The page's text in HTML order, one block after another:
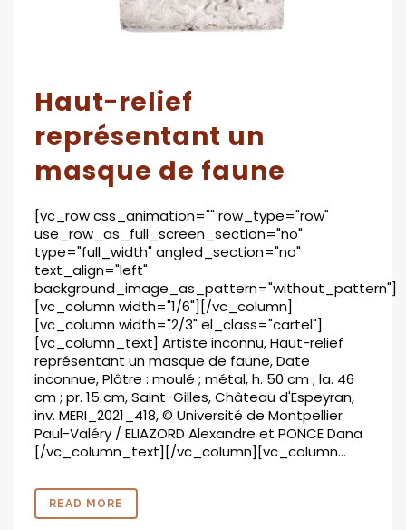
Haut-relief
représentant un
masque de faune
[vc_row css_animation="" row_type="row"
use_row_as_full_screen_section="no"
type="full_width" angled_section="no"
text_align="left"
background_image_as_pattern="without_pattern"]
[vc_column width="1/6"][/vc_column]
[vc_column width="2/3" el_class="cartel"]
[vc_column_text] Artiste inconnu, Haut-relief
représentant un masque de faune, Date
inconnue, Plâtre : moulé ; métal, h. 50 cm ; la. 46
cm ; pr. 15 cm, Saint-Gilles, Château d'Espeyran,
inv. MERI_2021_418, © Université de Montpellier
Paul-Valéry / ELIAZORD Alexandre et PONCE Dana
[/vc_column_text][/vc_column][vc_column...
READ MORE